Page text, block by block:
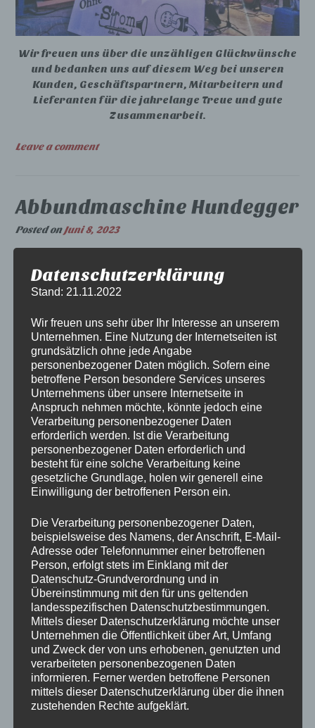
Wir freuen uns über die unzähligen Glückwünsche
und bedanken uns auf diesem Weg bei unseren
Kunden, Geschäftspartnern, Mitarbeitern und
Lieferanten für die jahrelange Treue und gute
Zusammenarbeit.
Leave a comment
Abbundmaschine Hundegger
Posted onJuni 8, 2023
endlich unsere Hundegger Abbundmaschine
angeliefert bekommen. Mit vereinten Kräften
platzieren.
Nun steht dem maschinellen Holzabbund nichts
mehr im Wege. Ab sofort bieten wir auch
Datenschutzerklärung
Stand: 21.11.2022
Wir freuen uns sehr über Ihr Interesse an unserem
Unternehmen. Eine Nutzung der Internetseiten ist
grundsätzlich ohne jede Angabe
personenbezogener Daten möglich. Sofern eine
betroffene Person besondere Services unseres
Unternehmens über unsere Internetseite in
Anspruch nehmen möchte, könnte jedoch eine
Verarbeitung personenbezogener Daten
erforderlich werden. Ist die Verarbeitung
personenbezogener Daten erforderlich und
besteht für eine solche Verarbeitung keine
gesetzliche Grundlage, holen wir generell eine
Einwilligung der betroffenen Person ein.
Die Verarbeitung personenbezogener Daten,
beispielsweise des Namens, der Anschrift, E-Mail-
Adresse oder Telefonnummer einer betroffenen
Person, erfolgt stets im Einklang mit der
Datenschutz-Grundverordnung und in
Übereinstimmung mit den für uns geltenden
landesspezifischen Datenschutzbestimmungen.
Mittels dieser Datenschutzerklärung möchte unser
Unternehmen die Öffentlichkeit über Art, Umfang
und Zweck der von uns erhobenen, genutzten und
verarbeiteten personenbezogenen Daten
informieren. Ferner werden betroffene Personen
mittels dieser Datenschutzerklärung über die ihnen
zustehenden Rechte aufgeklärt.